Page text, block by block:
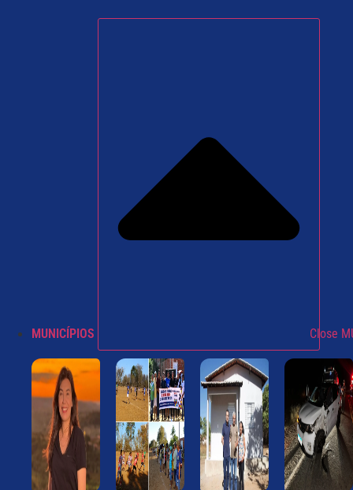
MUNICÍPIOS Close